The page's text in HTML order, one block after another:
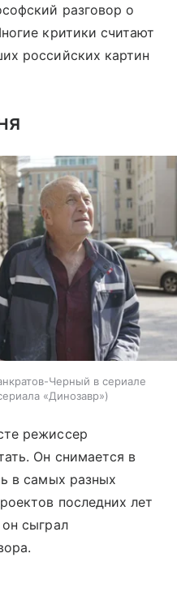
разговор о
критики считают
российских картин
Черный в сериале
«Динозавр»
режиссер
Он снимается в
в самых разных
последних лет
он сыграл